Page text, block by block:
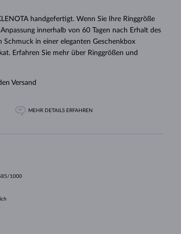
handgefertigt. Wenn Sie Ihre Ringgröße
innerhalb von 60 Tagen nach Erhalt des
in einer eleganten Geschenkbox
Erfahren Sie mehr über Ringgrößen und
Versand
MEHR DETAILS ERFAHREN
1000